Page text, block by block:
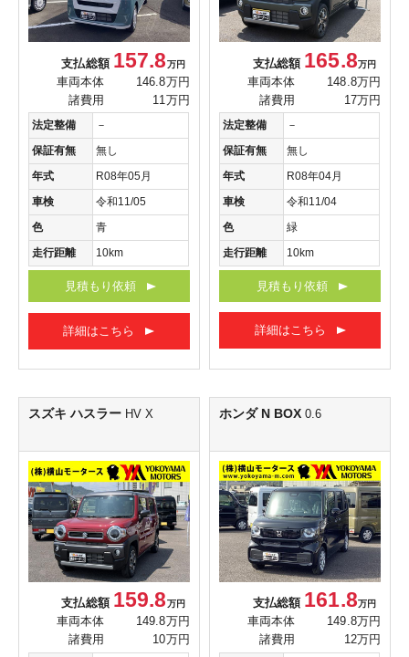
支払総額 157.8万円
車両本体
146.8万円
諸費用
11万円
法定整備
－
保証有無
無し
年式
R08年05月
車検
令和11/05
色
青
走行距離
10km
見積もり依頼
詳細はこちら
支払総額 165.8万円
車両本体
148.8万円
諸費用
17万円
法定整備
－
保証有無
無し
年式
R08年04月
車検
令和11/04
色
緑
走行距離
10km
見積もり依頼
詳細はこちら
スズキ ハスラー HV X
支払総額 159.8万円
車両本体
149.8万円
諸費用
10万円
ホンダ N BOX0.6
支払総額 161.8万円
車両本体
149.8万円
諸費用
12万円